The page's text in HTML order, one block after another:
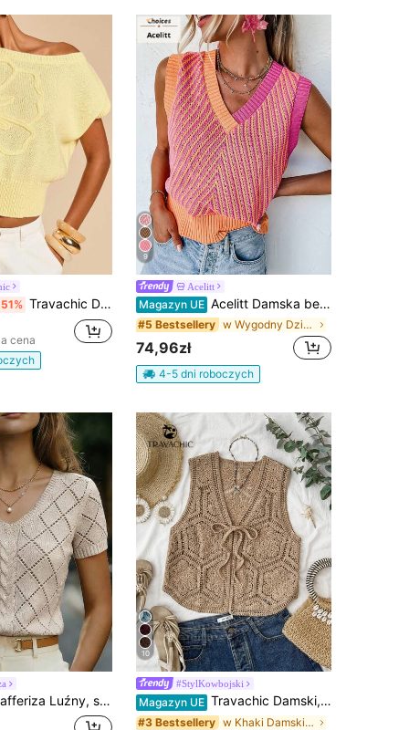
Travachic Damski, swobodny, jednokolorowy, dzianinowy top z ukośnymi ramionami, na co dzień, na wakacje, na wakacje, na wiosenne wakacje, na imprezę, na plażę, na wiosnę, na Walentynki
cena
9
Acelitt
Magazyn UE Acelitt Damska bezrękawnik z dekoltem w serek, w różowe paski, z dzianiny wełnianej, swobodny, modny i stylowy na letnie wakacje
#5 Bestsellery w Wygodny Dzianina damska
74,96zł
4-5 dni roboczych
swobodny sweter z dekoltem w serek, krótkim rękawem, dzianinowy, z ażurowym wzorem w romby, w kolorze moreli, dla kobiet, wiosna/lato
10
#StylKowbojski
Magazyn UE Travachic Damski, jednokolorowy, wycięty, skręcony, bezrękawnik z dekoltem w serek, cienki kardigan, na wakacje, na co dzień, na wakacje, na wiosenną przerwę, na imprezę, na plażę, na wiosnę, na Walentynki, na Walentynki, na karnawał, elegancki, w kwiaty, na karnawał, na wiosnę i lato, na imprezę, w stylu meksykańskim, na wyjście, na imprezę
#3 Bestsellery w Khaki Damskie lekkie kardigany